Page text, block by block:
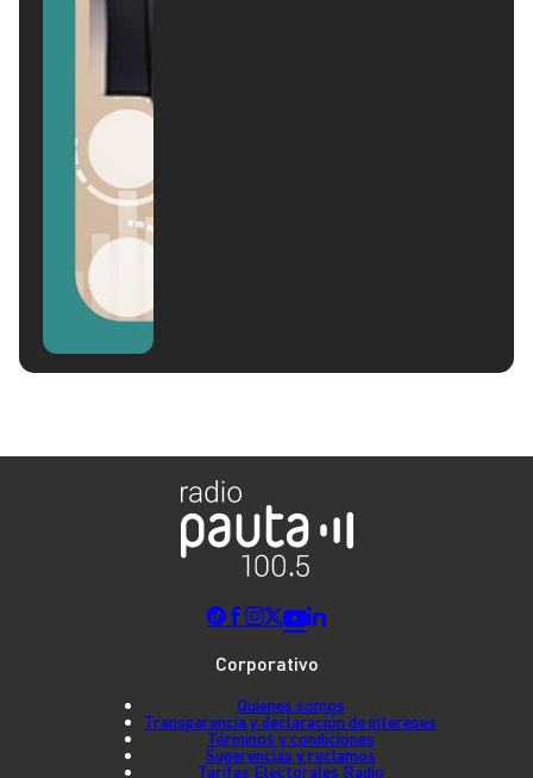
Corporativo
Quienes somos
Transparencia y declaración de intereses
Términos y condiciones
Sugerencias y reclamos
Tarifas Electorales Radio